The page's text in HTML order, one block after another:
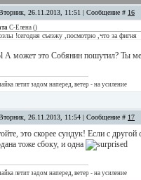
26.11.2013, 11:51 | Сообщение # 16
С-Елена ()
!сегодня съезжу ,посмотрю ,что за фигня
А может это Собянин пошутил? Ты
летит задом наперед, ветер - на усиление
26.11.2013, 11:54 | Сообщение # 17
это скорее сундук! Если с
тоже сбоку, и одна
летит задом наперед, ветер - на усиление